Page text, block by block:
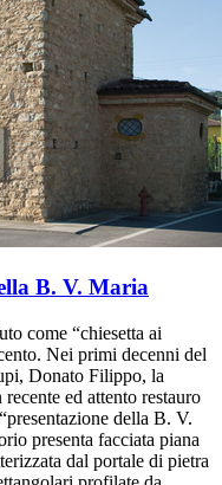
B. V. Maria
come “chiesetta ai
Nei primi decenni del
Donato Filippo, la
ed attento restauro
della B. V.
presenta facciata piana
dal portale di pietra